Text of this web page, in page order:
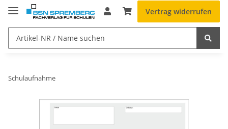
Vertrag widerrufen
Schulaufnahme